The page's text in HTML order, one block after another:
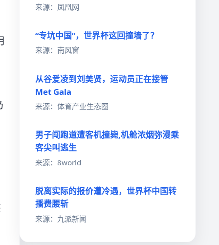
来源：凤凰网
“专坑中国”，世界杯这回撞墙了？
来源：南风窗
从谷爱凌到刘美贤，运动员正在接管
Met Gala
来源：体育产业生态圈
男子闯跑道遭客机撞毙,机舱浓烟弥漫乘
客尖叫逃生
来源：8world
脱离实际的报价遭冷遇，世界杯中国转
播费腰斩
来源：九派新闻